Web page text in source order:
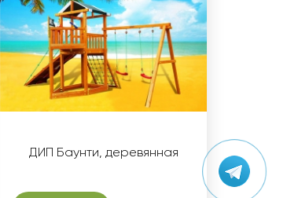
ДИП Баунти, деревянная